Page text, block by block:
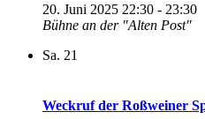
20. Juni 2025 22:30 - 23:30
Bühne an der "Alten Post"
Sa. 21
Weckruf der Roßweiner